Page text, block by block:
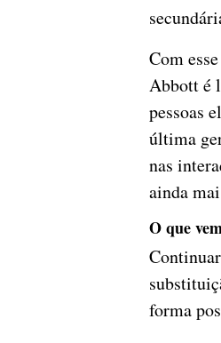
Com
Abbott é
pessoas
última
nas
ainda
O que
forma